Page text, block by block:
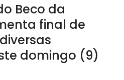
Beco da
final de
domingo (9)